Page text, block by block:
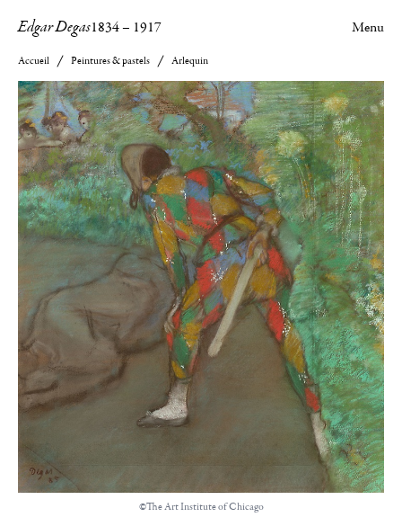
Edgar Degas1834– 1917 Menu
Accueil Peintures & pastels Arlequin
©The Art Institute of Chicago